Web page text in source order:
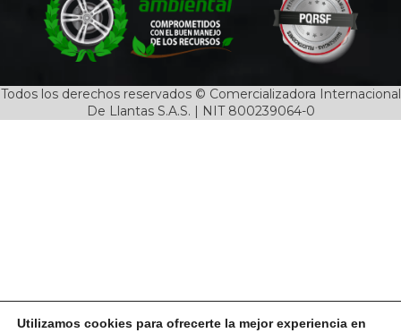
Todos los derechos reservados © Comercializadora Internacional
De Llantas S.A.S. | NIT 800239064-0
Utilizamos cookies para ofrecerte la mejor experiencia en